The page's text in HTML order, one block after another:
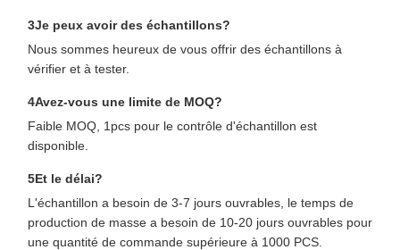
3Je peux avoir des échantillons?
Nous sommes heureux de vous offrir des échantillons à
vérifier et à tester.
4Avez-vous une limite de MOQ?
Faible MOQ, 1pcs pour le contrôle d'échantillon est
disponible.
5Et le délai?
L'échantillon a besoin de 3-7 jours ouvrables, le temps de
production de masse a besoin de 10-20 jours ouvrables pour
une quantité de commande supérieure à 1000 PCS.